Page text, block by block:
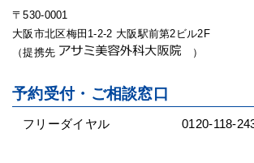
〒530-0001
大阪市北区梅田1-2-2 大阪駅前第2ビル2F
（提携先
）
予約受付・ご相談窓口
フリーダイヤル 0120-118-